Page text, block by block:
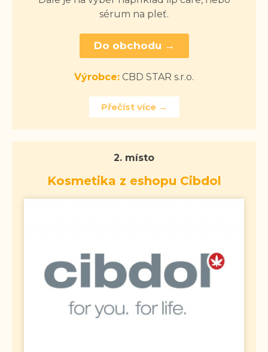
sérum na pleť.
Do obchodu →
Výrobce: CBD STAR s.r.o.
Přečíst více →
2. místo
Kosmetika z eshopu Cibdol